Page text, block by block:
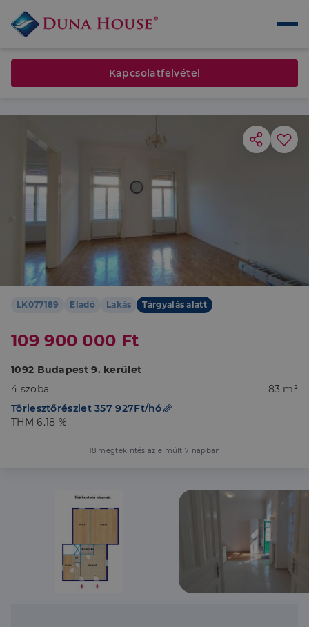
LK077189 Eladó Lakás Tárgyalás alatt
109 900 000 Ft
1092 Budapest 9. kerület
4 szoba
83 m²
Törlesztőrészlet 357 927Ft/hó
THM 6.18 %
18 megtekintés az elmúlt 7 napban
Kapcsolatfelvétel